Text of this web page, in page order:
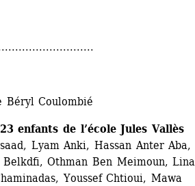
Béryl Coulombié
enfants de l’école Jules Vallès
Lyam Anki, Hassan Anter Aba,
Belkdfi, Othman Ben Meimoun, Lina
Youssef Chtioui, Mawa